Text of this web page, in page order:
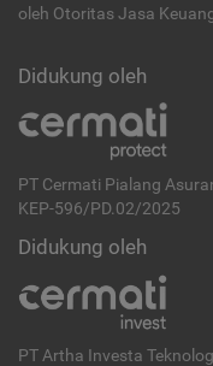
oleh Otoritas Jasa
Didukung oleh
PT Cermati Pialang
KEP-596/PD.02/2025
Didukung oleh
PT Artha Investa